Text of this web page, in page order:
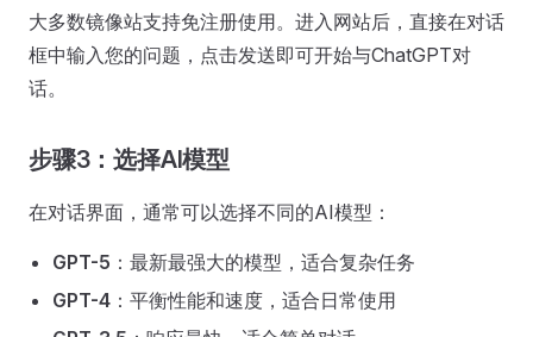
大多数镜像站支持免注册使用。进入网站后，直接在对话
框中输入您的问题，点击发送即可开始与ChatGPT对
话。
步骤3：选择AI模型
在对话界面，通常可以选择不同的AI模型：
GPT-5 ：最新最强大的模型，适合复杂任务
GPT-4 ：平衡性能和速度，适合日常使用